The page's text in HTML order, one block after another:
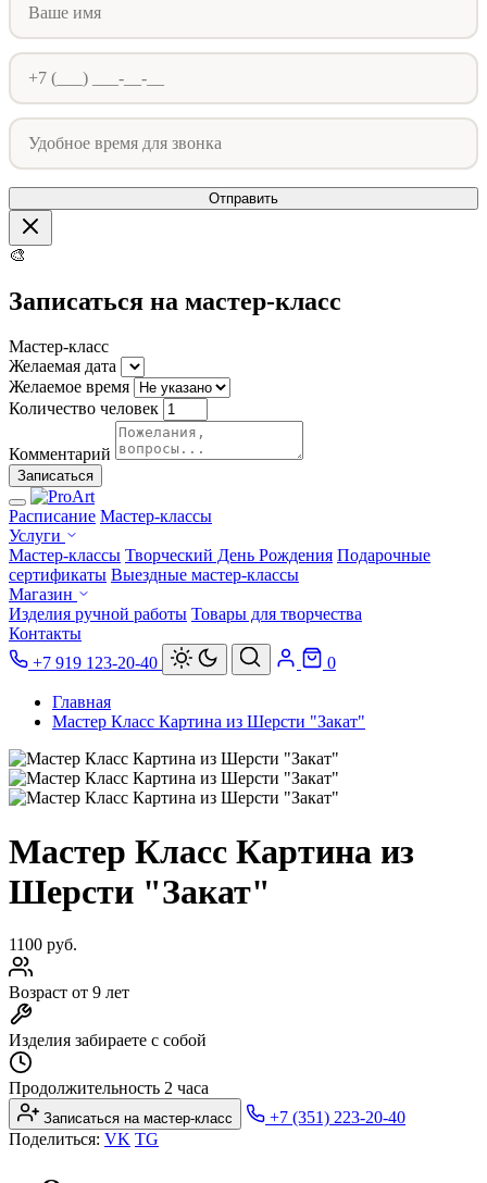
Отправить
🎨
Записаться на мастер-класс
Мастер-класс
Желаемая дата
Желаемое время
Количество человек
Комментарий
Записаться
Расписание Мастер-классы
Услуги
Мастер-классы Творческий День Рождения Подарочные
сертификаты Выездные мастер-классы
Магазин
Изделия ручной работы Товары для творчества
Контакты
+7 919 123-20-40
0
Главная
Мастер Класс Картина из Шерсти "Закат"
Мастер Класс Картина из
Шерсти "Закат"
1100 руб.
Возраст от 9 лет
Изделия забираете с собой
Продолжительность 2 часа
Записаться на мастер-класс
+7 (351) 223-20-40
Поделиться: VK TG